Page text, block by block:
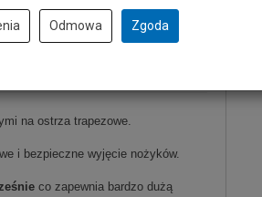
na ostrza trapezowe.
i bezpieczne wyjęcie nożyków.
co zapewnia bardzo dużą
Odmowa Zgoda